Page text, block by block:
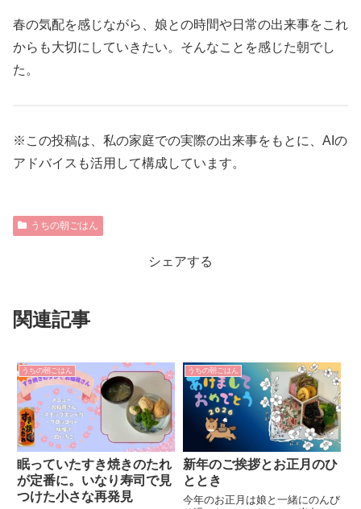
春の気配を感じながら、娘との時間や日常の出来事をこれ
からも大切にしていきたい。そんなことを感じた朝でし
た。
※この投稿は、私の家庭での実際の出来事をもとに、AIの
アドバイスも活用して構成しています。
うちの朝ごはん
シェアする
関連記事
うちの朝ごはん
眠っていたすき焼きのたれ
が定番に。いなり寿司で見
つけた小さな再発見
うちの朝ごはん
新年のご挨拶とお正月のひ
ととき
今年のお正月は娘と一緒にのんび